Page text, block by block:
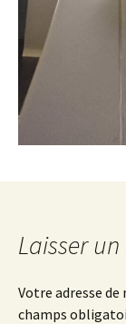
Laisser
Votre adresse de
champs